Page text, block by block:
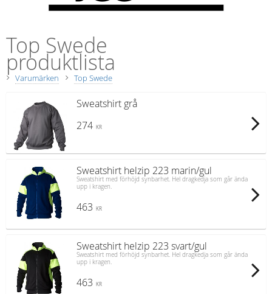
Top Swede
produktlista
Varumärken Top Swede
Sweatshirt grå
274
KR
Sweatshirt helzip 223 marin/gul
Sweatshirt med förhöjd synbarhet. Hel dragkedja som går ända
upp i kragen.
463 KR
Sweatshirt helzip 223 svart/gul
Sweatshirt med förhöjd synbarhet. Hel dragkedja som går ända
upp i kragen.
463 KR